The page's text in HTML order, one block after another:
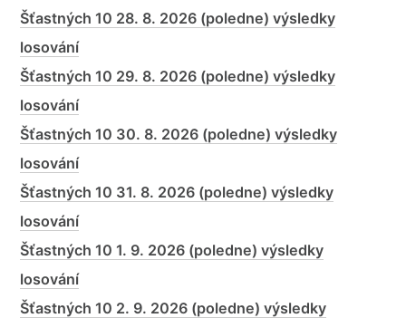
Šťastných 10 28. 8. 2026 (poledne) výsledky
losování
Šťastných 10 29. 8. 2026 (poledne) výsledky
losování
Šťastných 10 30. 8. 2026 (poledne) výsledky
losování
Šťastných 10 31. 8. 2026 (poledne) výsledky
losování
Šťastných 10 1. 9. 2026 (poledne) výsledky
losování
Šťastných 10 2. 9. 2026 (poledne) výsledky